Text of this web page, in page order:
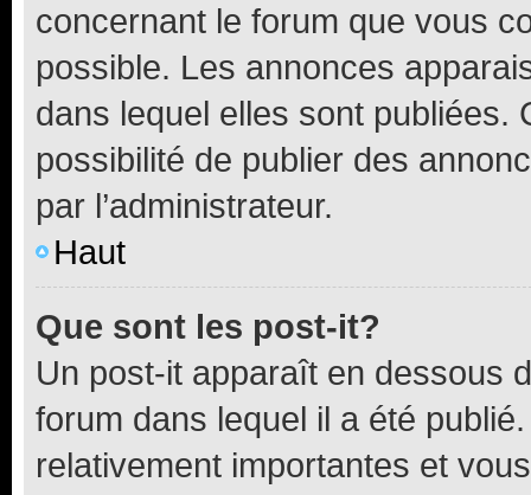
concernant le forum que vous
possible. Les annonces
dans lequel elles sont publiées.
possibilité de publier des
par l’administrateur.
Haut
Que sont les post-it?
Un post-it apparaît en dessous
forum dans lequel il a été
relativement importantes et